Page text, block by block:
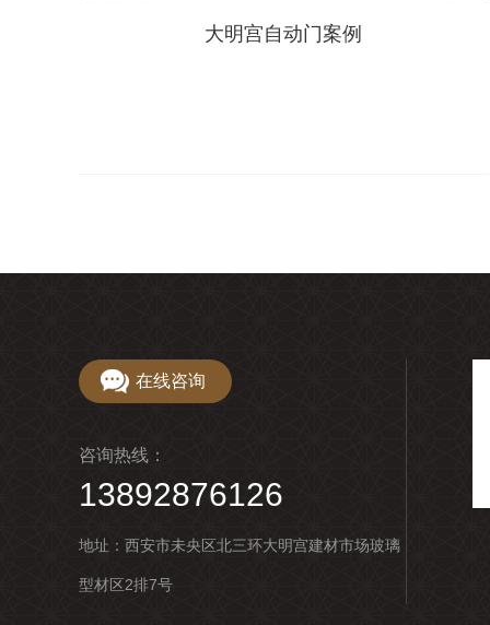
大明宫自动门案例
在线咨询
咨询热线：
13892876126
地址：西安市未央区北三环大明宫建材市场玻璃
型材区2排7号